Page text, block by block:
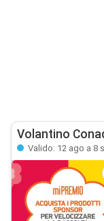
Volantino
Valido: 12 ago a 8